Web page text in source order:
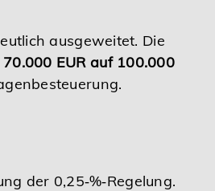
ausgeweitet. Die
70.000 EUR auf 100.000
der 0,25‑%‑Regelung.